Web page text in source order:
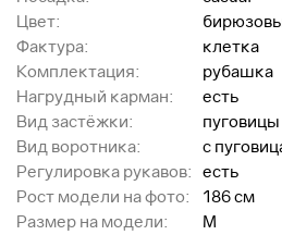
Цвет:
Фактура:
клетка
Комплектация:
рубашка
Нагрудный карман:
есть
Вид застёжки:
пуговицы
Вид воротника:
с
Регулировка рукавов:
есть
Рост модели на фото:
186 см
Размер на модели:
M